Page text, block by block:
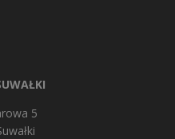
5